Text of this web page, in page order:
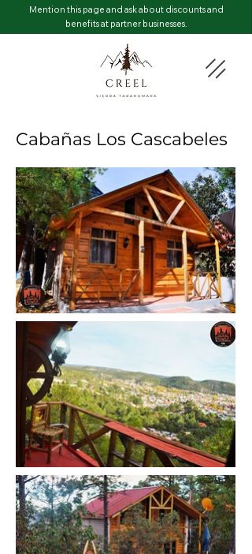
Mention this page and ask about discounts and
benefits at partner businesses.
Cabañas Los Cascabeles